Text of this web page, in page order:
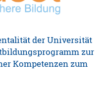
der Universität
zur
Kompetenzen zum